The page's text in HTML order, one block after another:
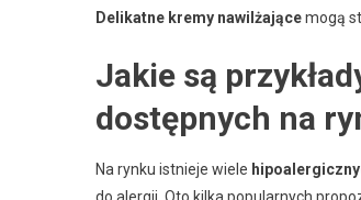
Delikatne kremy nawilżającemogą
Jakie są
dostępnych na
Na rynku istnieje wiele